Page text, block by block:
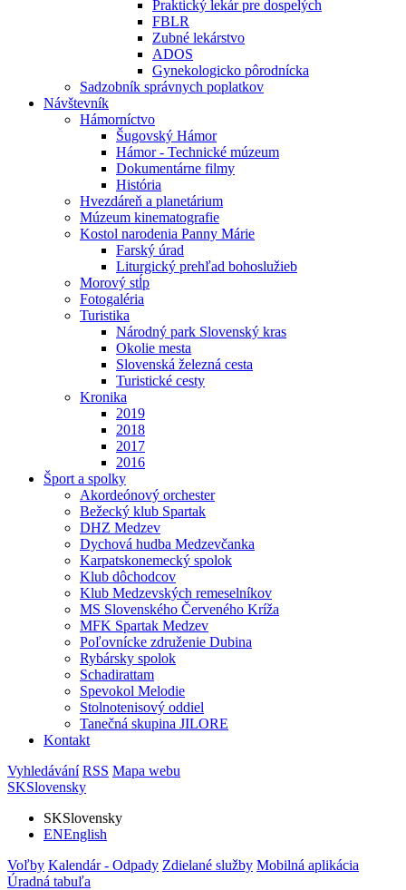
Praktický lekár pre dospelých
FBLR
Zubné lekárstvo
ADOS
Gynekologicko pôrodnícka
Sadzobník správnych poplatkov
Návštevník
Hámorníctvo
Šugovský Hámor
Hámor - Technické múzeum
Dokumentárne filmy
História
Hvezdáreň a planetárium
Múzeum kinematografie
Kostol narodenia Panny Márie
Farský úrad
Liturgický prehľad bohoslužieb
Morový stĺp
Fotogaléria
Turistika
Národný park Slovenský kras
Okolie mesta
Slovenská železná cesta
Turistické cesty
Kronika
2019
2018
2017
2016
Šport a spolky
Akordeónový orchester
Bežecký klub Spartak
DHZ Medzev
Dychová hudba Medzevčanka
Karpatskonemecký spolok
Klub dôchodcov
Klub Medzevských remeselníkov
MS Slovenského Červeného Kríža
MFK Spartak Medzev
Poľovnícke združenie Dubina
Rybársky spolok
Schadirattam
Spevokol Melodie
Stolnotenisový oddiel
Tanečná skupina JILORE
Kontakt
Vyhledávání RSS Mapa webu
SKSlovensky
SKSlovensky
ENEnglish
Voľby Kalendár - Odpady Zdielané služby Mobilná aplikácia
Úradná tabuľa